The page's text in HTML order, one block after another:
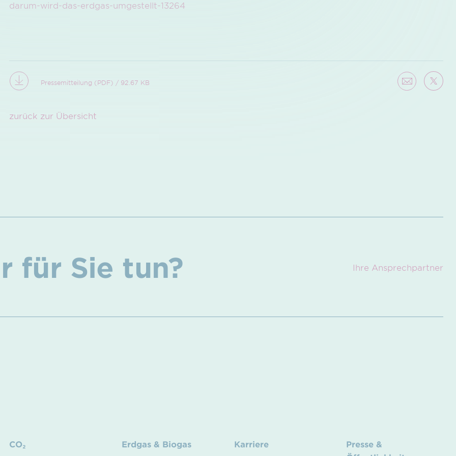
darum-wird-das-erdgas-umgestellt-13264
Pressemitteilung (PDF) / 92.67 KB
zurück zur Übersicht
für Sie tun? Ihre Ansprech­partner
CO₂ Erdgas & Biogas Karriere
Presse &